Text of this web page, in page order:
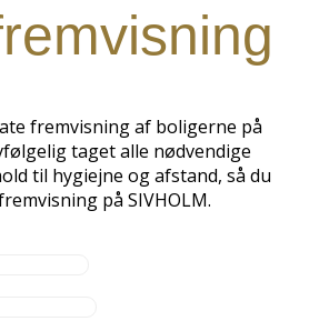
fremvisning af boligerne på
taget alle nødvendige
til hygiejne og afstand, så du
på SIVHOLM.